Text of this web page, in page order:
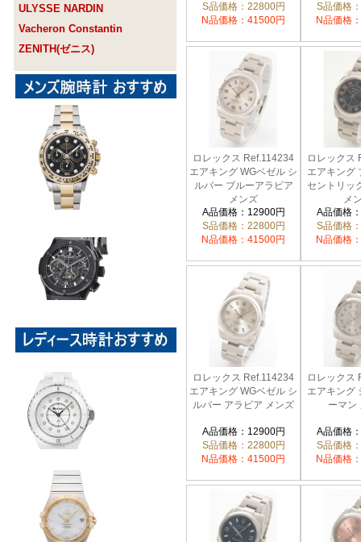
ULYSSE NARDIN
Vacheron Constantin
ZENITH(ゼニス)
S品価格：22800円
N品価格：41500円
S品価格
N品価格
ロレックス Ref.114234
エアキング WGベゼル シ
ルバー ブルーアラビア
メンズ
A品価格：12900円
S品価格：22800円
N品価格：41500円
ロレックス
エアキング
セントリッ
メ
A品価格
S品価格
N品価格
ロレックス Ref.114234
エアキング WGベゼル シ
ルバー アラビア メンズ
A品価格：12900円
S品価格：22800円
N品価格：41500円
ロレックス
エアキング
ーマン
A品価格
S品価格
N品価格